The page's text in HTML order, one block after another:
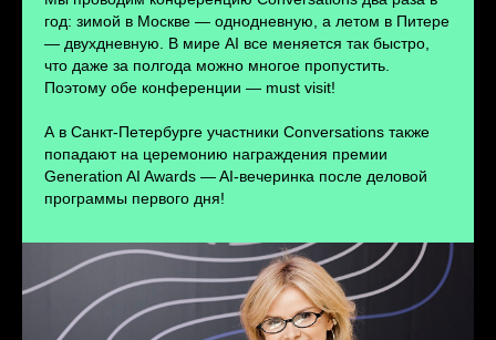
год: зимой в Москве — однодневную, а летом в Питере
— двухдневную. В мире AI все меняется так быстро,
что даже за полгода можно многое пропустить.
Поэтому обе конференции — must visit!
А в Санкт-Петербурге участники Conversations также
попадают на церемонию награждения премии
Generation AI Awards — AI-вечеринка после деловой
программы первого дня!
ПЕРЕЙТИ